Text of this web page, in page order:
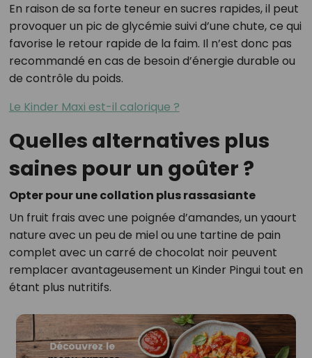
En raison de sa forte teneur en sucres rapides, il peut
provoquer un pic de glycémie suivi d’une chute, ce qui
favorise le retour rapide de la faim. Il n’est donc pas
recommandé en cas de besoin d’énergie durable ou
de contrôle du poids.
Le Kinder Maxi est-il calorique ?
Quelles alternatives plus
saines pour un goûter ?
Opter pour une collation plus rassasiante
Un fruit frais avec une poignée d’amandes, un yaourt
nature avec un peu de miel ou une tartine de pain
complet avec un carré de chocolat noir peuvent
remplacer avantageusement un Kinder Pingui tout en
étant plus nutritifs.